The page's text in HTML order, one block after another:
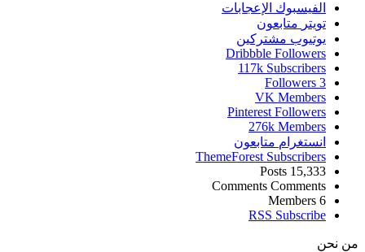
الفيسبوك الإعجابات
تويتر متابعون
يوتيوب مشتركين
Dribbble Followers
117k Subscribers
3
Followers
VK Members
Pinterest Followers
276k Members
انستغرام متابعون
ThemeForest Subscribers
15,333
Posts
Comments Comments
6
Members
RSS Subscribe
من نحن